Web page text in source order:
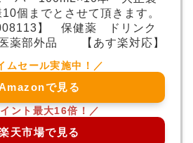
個までとさせて頂きます。
】 保健薬 ドリンク
部外品 【あす楽対応】
で見る
天市場で見る